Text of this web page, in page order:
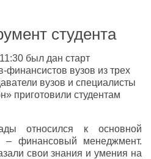
студента
был дан старт
финансистов вузов из трех
вузов и специалисты
приготовили студентам
относился к основной
– финансовый менеджмент.
свои знания и умения на